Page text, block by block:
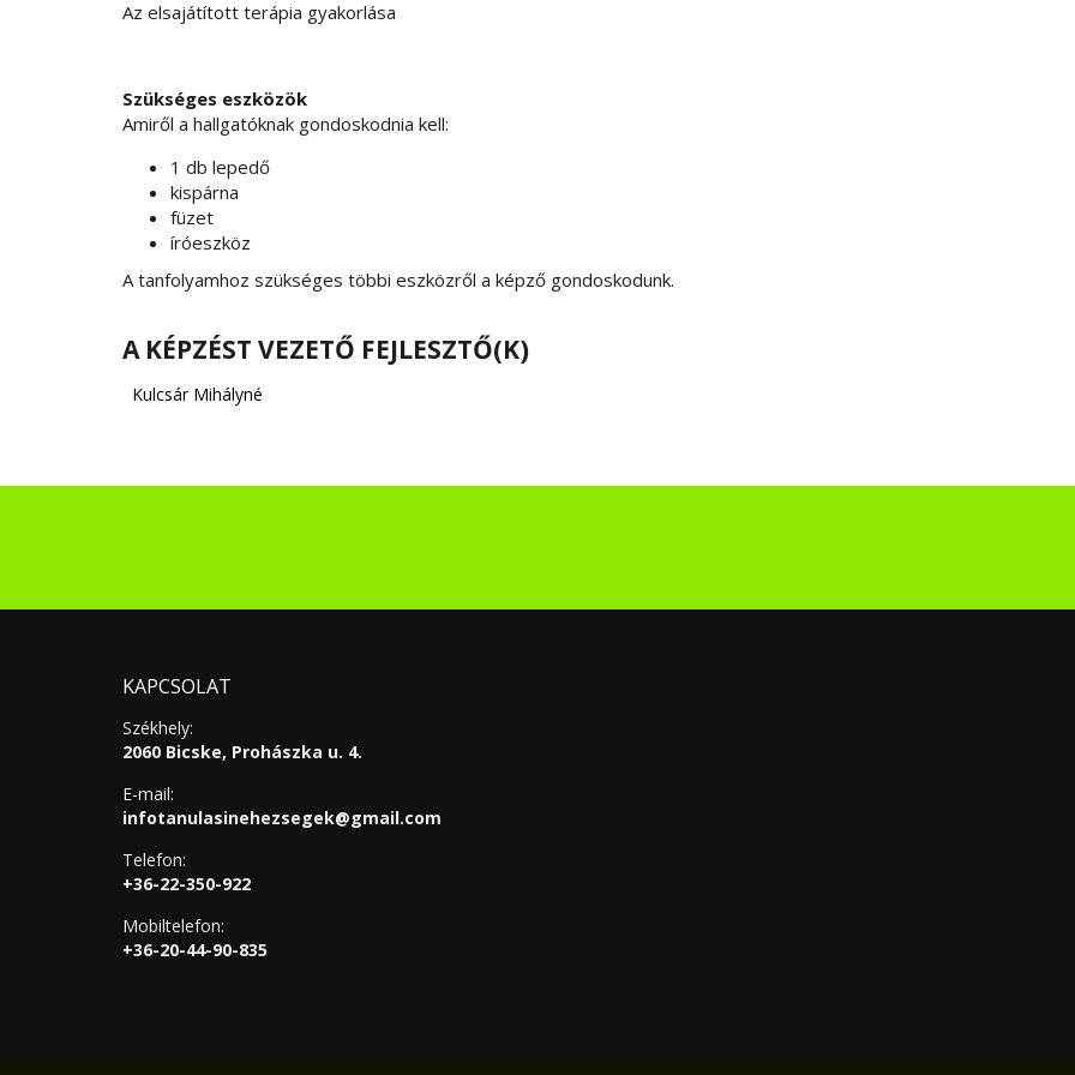
Az elsajátított terápia gyakorlása
Szükséges eszközök
Amiről a hallgatóknak gondoskodnia kell:
1 db lepedő
kispárna
füzet
íróeszköz
A tanfolyamhoz szükséges többi eszközről a képző gondoskodunk.
A KÉPZÉST VEZETŐ FEJLESZTŐ(K)
Kulcsár Mihályné
KAPCSOLAT
Székhely:
2060 Bicske, Prohászka u. 4.
E-mail:
infotanulasinehezsegek@gmail.com
Telefon:
+36-22-350-922
Mobiltelefon:
+36-20-44-90-835